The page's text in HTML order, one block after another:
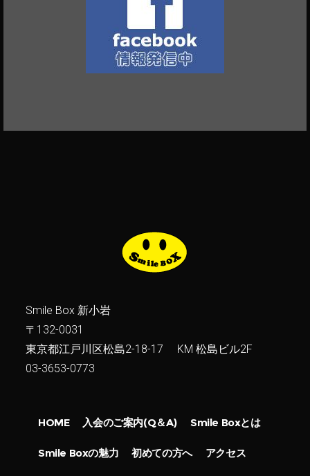
Smile Box 新小岩
〒132-0031
東京都江戸川区松島2-18-17 KM 松島ビル2F
03-3653-0773
HOME 入会のご案内(Q＆A) Smile Boxとは
Smile Boxの魅力 初めての方へ アクセス